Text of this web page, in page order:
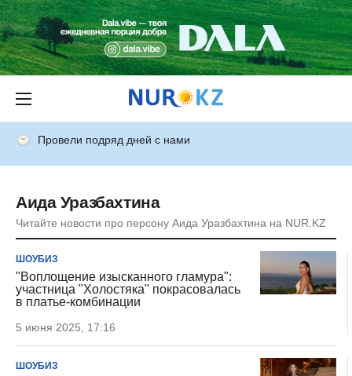
Провели подряд дней с нами
Аида Уразбахтина
Читайте новости про персону Аида Уразбахтина на NUR.KZ
ШОУБИЗ
"Воплощение изысканного гламура":
участница "Холостяка" покрасовалась
в платье-комбинации
5 июня 2025, 17:16
ШОУБИЗ